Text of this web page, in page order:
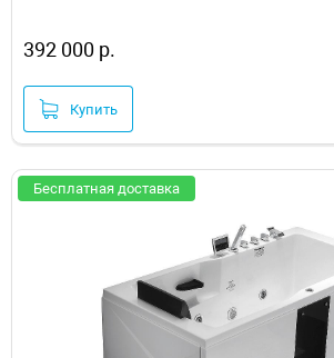
392 000 р.
Купить
Бесплатная доставка